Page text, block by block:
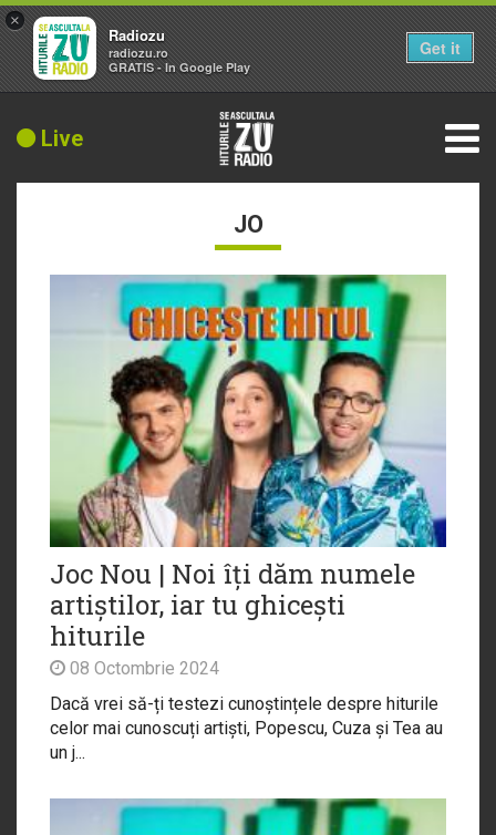
Live
JO
Joc Nou | Noi îți dăm numele
artiștilor, iar tu ghicești
hiturile
08 Octombrie 2024
Dacă vrei să-ți testezi cunoștințele despre hiturile
celor mai cunoscuți artiști, Popescu, Cuza și Tea au
un j...
×
Radiozu
radiozu.ro
GRATIS - In Google Play
Get it